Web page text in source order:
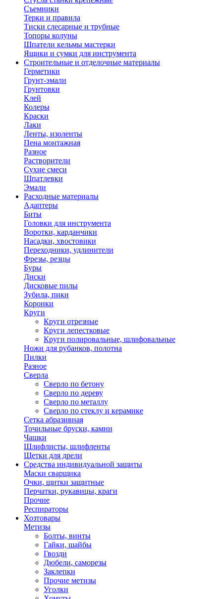
Съемники
Терки и правила
Тиски слесарные и трубные
Топоры колуны
Шпатели кельмы мастерки
Ящики и сумки для инструмента
Строительные и отделочные материалы
Герметики
Грунт-эмали
Грунтовки
Клей
Колеры
Краски
Лаки
Ленты, изоленты
Пена монтажная
Разное
Растворители
Сухие смеси
Шпатлевки
Эмали
Расходные материалы
Адаптеры
Биты
Головки для инструмента
Воротки, карданчики
Насадки, хвостовики
Переходники, удлинители
Фрезы, резцы
Буры
Диски
Дисковые пилы
Зубила, пики
Коронки
Круги
Круги отрезные
Круги лепестковые
Круги полировальные, шлифовальные
Ножи для рубанков, полотна
Пилки
Разное
Сверла
Сверло по бетону
Сверло по дереву
Сверло по металлу
Сверло по стеклу и керамике
Сетка абразивная
Точильные бруски, камни
Чашки
Шлифлисты, шлифленты
Щетки для дрели
Средства индивидуальной защиты
Маски сварщика
Очки, щитки защитные
Перчатки, рукавицы, краги
Прочие
Респираторы
Хозтовары
Метизы
Болты, винты
Гайки, шайбы
Гвозди
Дюбели, саморезы
Заклепки
Прочие метизы
Уголки